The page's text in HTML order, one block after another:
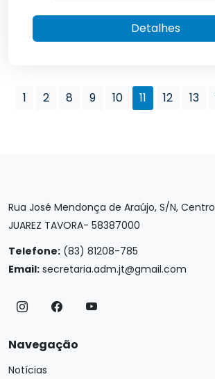
Detalhes
1 2 8 9 10 11 12 13
Rua José Mendonça de Araújo, S/N, Centro
JUAREZ TAVORA- 58387000
Telefone: (83) 81208-785
Email: secretaria.adm.jt@gmail.com
Navegação
Notícias